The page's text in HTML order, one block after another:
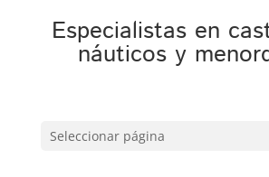
Especialistas en
náuticos y
Seleccionar página